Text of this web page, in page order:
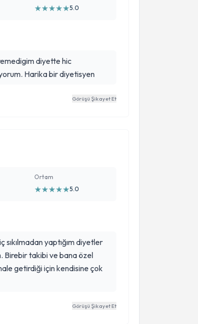
★★★★★5.0
diyette hic
Harika bir diyetisyen
Görüşü Şikayet Et
Ortam
★★★★★5.0
sıkılmadan yaptığım diyetler
Birebir takibi ve bana özel
getirdiği için kendisine çok
Görüşü Şikayet Et